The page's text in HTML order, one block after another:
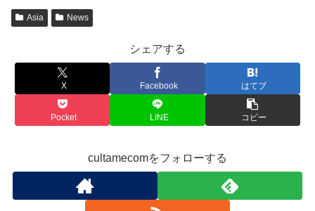
Asia News
シェアする
X Facebook はてブ
Pocket LINE コピー
cultamecomをフォローする